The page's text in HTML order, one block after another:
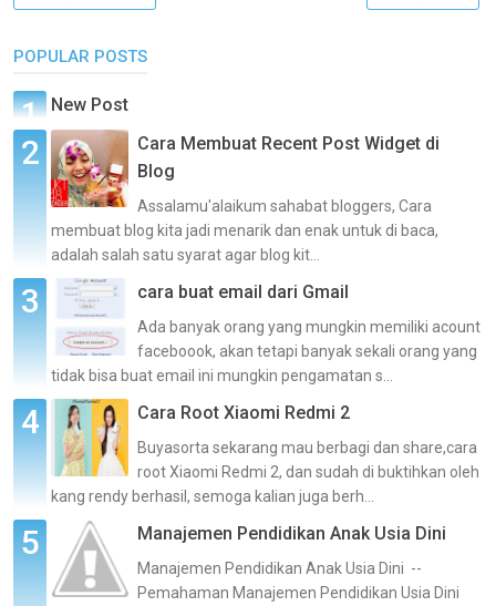
POPULAR POSTS
New Post
Cara Membuat Recent Post Widget di
Blog
Assalamu'alaikum sahabat bloggers, Cara
membuat blog kita jadi menarik dan enak untuk di baca,
adalah salah satu syarat agar blog kit...
cara buat email dari Gmail
Ada banyak orang yang mungkin memiliki acount
faceboook, akan tetapi banyak sekali orang yang
tidak bisa buat email ini mungkin pengamatan s...
Cara Root Xiaomi Redmi 2
Buyasorta sekarang mau berbagi dan share,cara
root Xiaomi Redmi 2, dan sudah di buktihkan oleh
kang rendy berhasil, semoga kalian juga berh...
Manajemen Pendidikan Anak Usia Dini
Manajemen Pendidikan Anak Usia Dini --
Pemahaman Manajemen Pendidikan Usia Dini